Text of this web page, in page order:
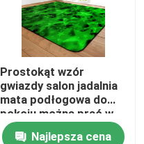
Prostokąt wzór
gwiazdy salon jadalnia
mata podłogowa do
pokoju można prać w
pralce
Najlepsza cena